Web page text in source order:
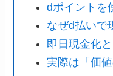
dポイントを
なぜd払いで
即日現金化
実際は「価